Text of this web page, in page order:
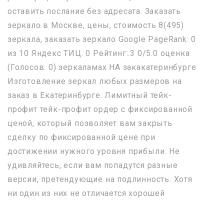
оставить послание без адресата. Заказать
зеркало в Москве, цены, стоимость 8(495)
зеркала, заказать зеркало Google PageRank: 0
из 10 Яндекс ТИЦ: 0 Рейтинг:.3 0/5.0 оценка
(Голосов: 0) зеркаламах НА закакатеринбурге
Изготовление зеркал любых размеров на
заказ в Екатеринбурге. Лимитный тейк-
профит тейк-профит ордер с фиксированной
ценой, который позволяет вам закрыть
сделку по фиксированной цене при
достижении нужного уровня прибыли. Не
удивляйтесь, если вам попадутся разные
версии, претендующие на подлинность. Хотя
ни один из них не отличается хорошей